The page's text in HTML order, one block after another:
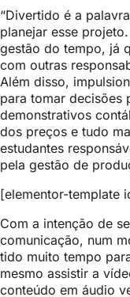
“Divertido é a
planejar esse
gestão do tempo, já
com outras
Além disso,
para tomar decisões
demonstrativos
dos preços e tudo
estudantes
pela gestão de
[elementor-template
Com a intenção de
comunicação, num
tido muito tempo
mesmo assistir a
conteúdo em áudio